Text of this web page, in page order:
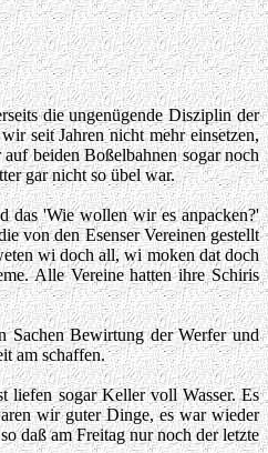
die ungenügende Disziplin der
seit Jahren nicht mehr einsetzen,
beiden Boßelbahnen sogar noch
gar nicht so übel war.
das 'Wie wollen wir es anpacken?'
von den Esenser Vereinen gestellt
wi doch all, wi moken dat doch
Alle Vereine hatten ihre Schiris
Sachen Bewirtung der Werfer und
am schaffen.
liefen sogar Keller voll Wasser. Es
wir guter Dinge, es war wieder
daß am Freitag nur noch der letzte